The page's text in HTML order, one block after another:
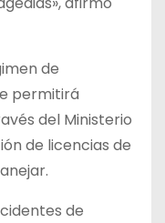
de
permitirá
del Ministerio
de licencias de
de